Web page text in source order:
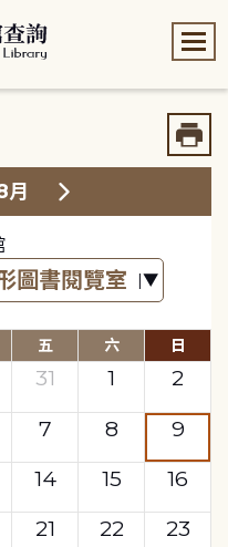
五 六 日
31 1
2
7 8
9
14 15
16
21 22
23